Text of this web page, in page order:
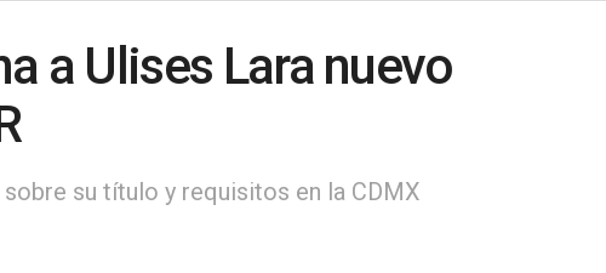
a Ulises Lara nuevo
su título y requisitos en la CDMX